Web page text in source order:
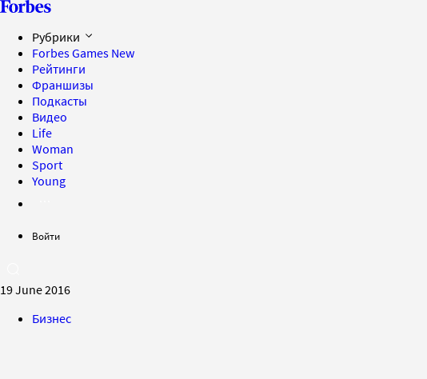
Рубрики
Forbes Games New
Рейтинги
Франшизы
Подкасты
Видео
Life
Woman
Sport
Young
Войти
19 June 2016
Бизнес